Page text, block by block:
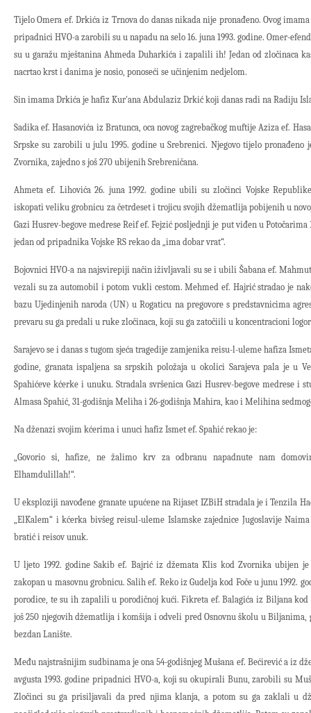
Tijelo Omera ef. Drkića iz Trnova do danas nikada nije pronađeno. Ovog
pripadnici HVO-a zarobili su u napadu na selo 16. juna 1993. godine. Omer-
su u garažu mještanina Ahmeda Duharkića i zapalili ih! Jedan od zločinaca
nacrtao krst i danima je nosio, ponoseći se učinjenim nedjelom.
Sin imama Drkića je hafiz Kur'ana Abdulaziz Drkić koji danas radi na Radiju
Sadika ef. Hasanovića iz Bratunca, oca novog zagrebačkog muftije Aziza ef.
Srpske su zarobili u julu 1995. godine u Srebrenici. Njegovo tijelo pronađeno
Zvornika, zajedno s još 270 ubijenih Srebreničana.
Ahmeta ef. Lihovića 26. juna 1992. godine ubili su zločinci Vojske
iskopati veliku grobnicu za četrdeset i trojicu svojih džematlija pobijenih u
Gazi Husrev-begove medrese Reif ef. Fejzić posljednji je put viđen u Potočarima
jedan od pripadnika Vojske RS rekao da „ima dobar vrat“.
Bojovnici HVO-a na najsvirepiji način iživljavali su se i ubili Šabana ef.
vezali su za automobil i potom vukli cestom. Mehmed ef. Hajrić stradao je
bazu Ujedinjenih naroda (UN) u Rogaticu na pregovore s predstavnicima
prevaru su ga predali u ruke zločinaca, koji su ga zatočiili u koncentracioni
Sarajevo se i danas s tugom sjeća tragedije zamjenika reisu-l-uleme hafiza
godine, granata ispaljena sa srpskih položaja u okolici Sarajeva pala je u
Spahićeve kćerke i unuku. Stradala svršenica Gazi Husrev-begove medrese i
Almasa Spahić, 31-godišnja Meliha i 26-godišnja Mahira, kao i Melihina
Na dženazi svojim kćerima i unuci hafiz Ismet ef. Spahić rekao je:
„Govorio si, hafize, ne žalimo krv za odbranu napadnute nam
Elhamdulillah!“.
U eksploziji navođene granate upućene na Rijaset IZBiH stradala je i Tenzila
„ElKalem“ i kćerka bivšeg reisul-uleme Islamske zajednice Jugoslavije
bratić i reisov unuk.
U ljeto 1992. godine Sakib ef. Bajrić iz džemata Klis kod Zvornika ubijen
zakopan u masovnu grobnicu. Salih ef. Reko iz Gudelja kod Foče u junu 1992.
porodice, te su ih zapalili u porodičnoj kući. Fikreta ef. Balagića iz Biljana
još 250 njegovih džematlija i komšija i odveli pred Osnovnu školu u
bezdan Lanište.
Među najstrašnijim sudbinama je ona 54-godišnjeg Mušana ef. Bećirević a iz
avgusta 1993. godine pripadnici HVO-a, koji su okupirali Bunu, zarobili su
Zločinci su ga prisiljavali da pred njima klanja, a potom su ga zaklali u